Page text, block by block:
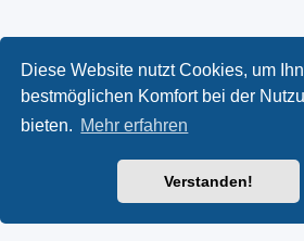
Diese Website nutzt Cookies, um
bestmöglichen Komfort bei der
bieten. Mehr erfahren
Verstanden!